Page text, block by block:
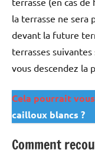
la terrasse ne sera
devant la future
terrasses
vous descendez la
Cela pourrait
cailloux blancs ?
Comment